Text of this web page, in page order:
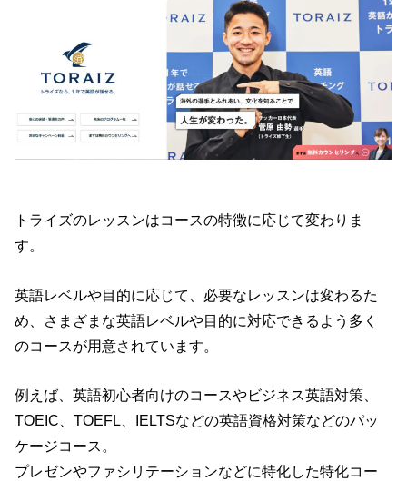
トライズのレッスンはコースの特徴に応じて変わりま
す。
英語レベルや目的に応じて、必要なレッスンは変わるた
め、さまざまな英語レベルや目的に対応できるよう多く
のコースが用意されています。
例えば、英語初心者向けのコースやビジネス英語対策、
TOEIC、TOEFL、IELTSなどの英語資格対策などのパッ
ケージコース。
プレゼンやファシリテーションなどに特化した特化コー